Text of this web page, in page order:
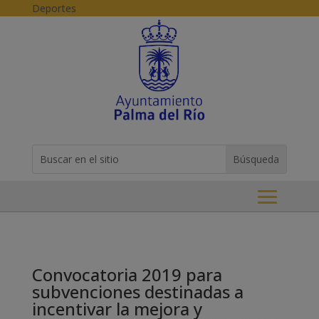
Skip to content
Deportes
for...
Convocatoria 2019 para
subvenciones destinadas a
incentivar la mejora y